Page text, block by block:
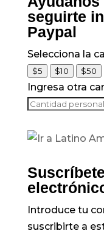
seguirte
Paypal
Selecciona la
$5 $10 $50
Ingresa otra
Introduce tu
suscribirte a